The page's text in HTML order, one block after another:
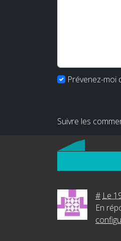
Prévenez-moi
Suivre les
# Le
En